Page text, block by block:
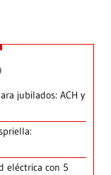
jubilados: ACH y
eléctrica con 5